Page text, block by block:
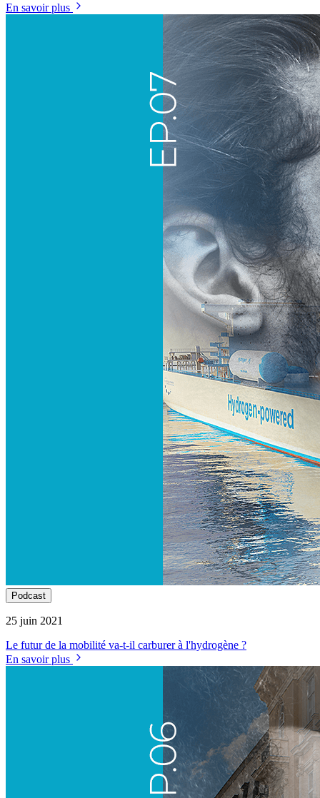
En savoir plus
Podcast
25 juin 2021
Le futur de la mobilité va-t-il carburer à l'hydrogène ?
En savoir plus